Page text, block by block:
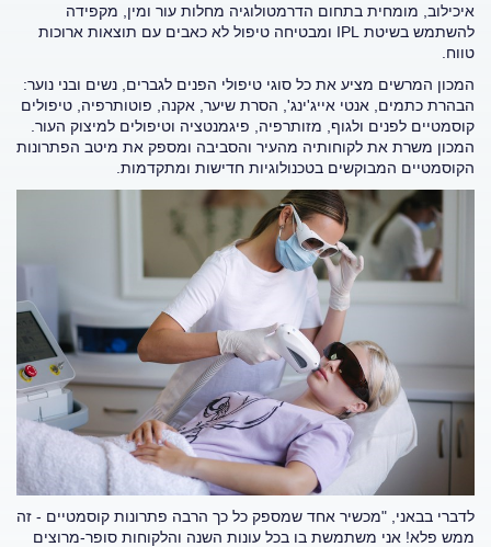
איכילוב, מומחית בתחום הדרמטולוגיה מחלות עור ומין, מקפידה
להשתמש בשיטת IPL ומבטיחה טיפול לא כאבים עם תוצאות ארוכות
טווח.
המכון המרשים מציע את כל סוגי טיפולי הפנים לגברים, נשים ובני נוער:
הבהרת כתמים, אנטי אייג'ינג', הסרת שיער, אקנה, פוטותרפיה, טיפולים
קוסמטיים לפנים ולגוף, מזותרפיה, פיגמנטציה וטיפולים למיצוק העור.
המכון משרת את לקוחותיה מהעיר והסביבה ומספק את מיטב הפתרונות
הקוסמטיים המבוקשים בטכנולוגיות חדישות ומתקדמות.
לדברי בבאני, "מכשיר אחד שמספק כל כך הרבה פתרונות קוסמטיים - זה
ממש פלא! אני משתמשת בו בכל עונות השנה והלקוחות סופר-מרוצים